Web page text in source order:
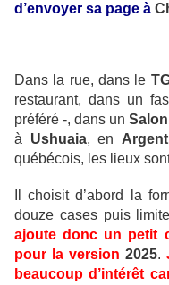
d’envoyer sa page à
Dans la rue, dans le
restaurant, dans un
préféré -, dans un
à Ushuaia, en
québécois, les lieux
Il choisit d’abord la
douze cases puis
ajoute donc un petit
pour la version 2025.
beaucoup d’intérêt